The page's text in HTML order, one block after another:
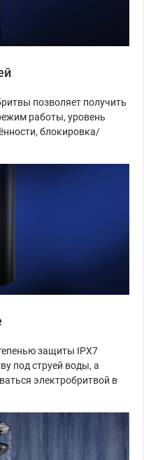
позволяет получить
работы, уровень
блокировка/
защиты IPX7
под струей воды, а
электробритвой в